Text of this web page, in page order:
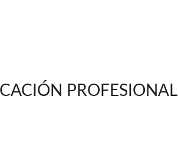
PROFESIONAL